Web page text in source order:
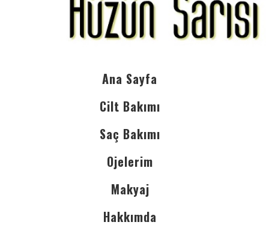
Ana Sayfa
Cilt Bakımı
Saç Bakımı
Ojelerim
Makyaj
Hakkımda